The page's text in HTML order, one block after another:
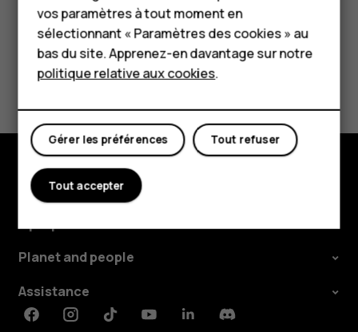
Tablettes
Boutique
Avez-vous trouvé cela utile?
Boutique
Planet and people
Assistance
FacebookInstagramTiktokYoutubeLinkedinDiscord
vos paramètres à tout moment en
sélectionnant « Paramètres des cookies » au
bas du site. Apprenez-en davantage sur notre
politique relative aux cookies.
Tout refuser
Gérer les préférences
Tout accepter